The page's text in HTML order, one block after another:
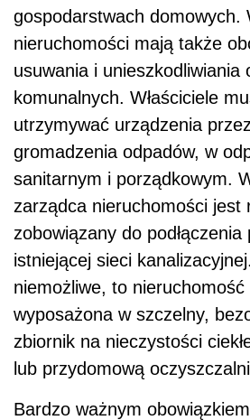
gospodarstwach domowych.
nieruchomości mają także
usuwania i unieszkodliwiania
komunalnych. Właściciele
utrzymywać urządzenia
gromadzenia odpadów, w
sanitarnym i porządkowym.
zarządca nieruchomości jest
zobowiązany do podłączenia
istniejącej sieci
niemożliwe, to
wyposażona w szczelny,
zbiornik na nieczystości
lub przydomową
Bardzo ważnym